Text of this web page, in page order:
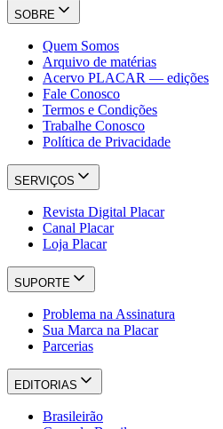
SOBRE
Quem Somos
Arquivo de matérias
Acervo PLACAR — edições
Fale Conosco
Termos e Condições
Trabalhe Conosco
Política de Privacidade
SERVIÇOS
Revista Digital Placar
Canal Placar
Loja Placar
SUPORTE
Problema na Assinatura
Sua Marca na Placar
Parcerias
EDITORIAS
Brasileirão